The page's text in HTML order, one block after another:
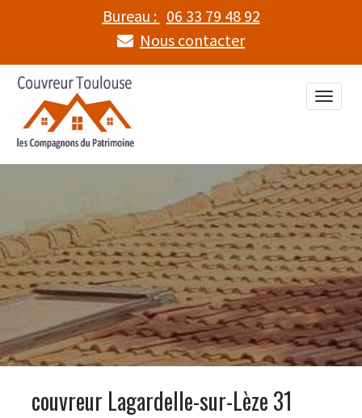
Bureau : 06 33 79 48 92
Nous contacter
Toggle
couvreur Lagardelle-sur-Lèze 31